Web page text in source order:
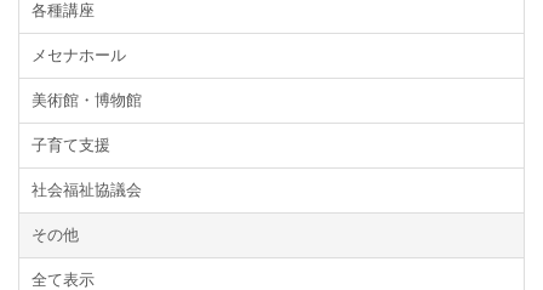
各種講座
メセナホール
美術館・博物館
子育て支援
社会福祉協議会
その他
全て表示